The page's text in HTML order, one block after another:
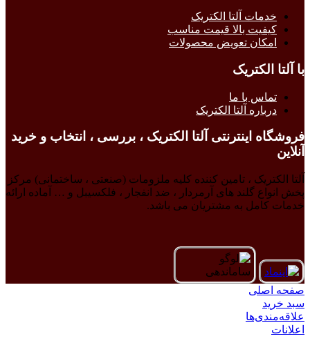
خدمات آلتا الکتریک
کیفیت بالا قیمت مناسب
امکان تعویض محصولات
با آلتا الکتریک
تماس با ما
درباره آلتا الکتریک
فروشگاه اینترنتی آلتا الکتریک ، بررسی ، انتخاب و خرید
آنلاین
آلتا الکتریک ، تامین کننده کلیه ملزومات (صنعتی ، ساختمانی) مرکز
پخش انواع گلند های آرمردار ، ضد انفجار ، فلکسیبل و … آماده ارائه
خدمات کامل به مشتریان می باشد.
صفحه اصلی
سبد خرید
علاقه‌مندی‌ها
اعلانات